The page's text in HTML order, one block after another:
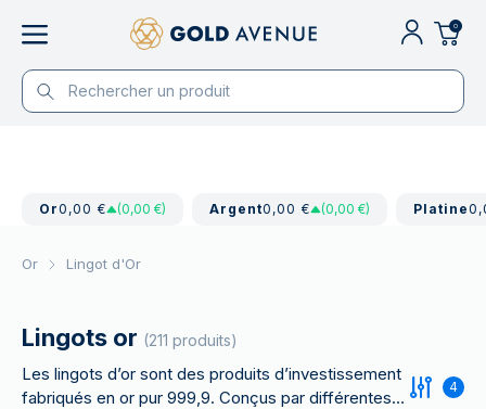
0
Or0,00 € (0,00 €) Argent0,00 € (0,00 €) Platine
Or Lingot d'Or
Lingots or (211 produits)
Les lingots d’or sont des produits d’investissement
fabriqués en or pur 999,9. Conçus par différentes
4